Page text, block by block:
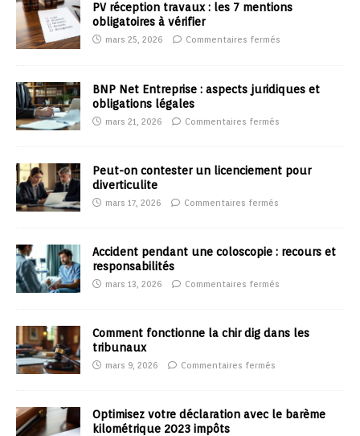
PV réception travaux : les 7 mentions
obligatoires à vérifier
mars 25, 2026 Commentaires fermés
BNP Net Entreprise : aspects juridiques et
obligations légales
mars 21, 2026 Commentaires fermés
Peut-on contester un licenciement pour
diverticulite
mars 17, 2026 Commentaires fermés
Accident pendant une coloscopie : recours et
responsabilités
mars 13, 2026 Commentaires fermés
Comment fonctionne la chir dig dans les
tribunaux
mars 9, 2026 Commentaires fermés
Optimisez votre déclaration avec le barème
kilométrique 2023 impôts